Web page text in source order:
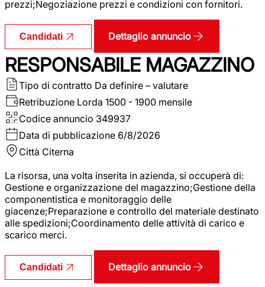
prezzi;Negoziazione prezzi e condizioni con fornitori.
Candidati Dettaglio annuncio
RESPONSABILE MAGAZZINO
Tipo di contratto Da definire – valutare
Retribuzione Lorda 1500 - 1900 mensile
Codice annuncio 349937
Data di pubblicazione 6/8/2026
Città Citerna
La risorsa, una volta inserita in azienda, si occuperà di:
Gestione e organizzazione del magazzino;Gestione della
componentistica e monitoraggio delle
giacenze;Preparazione e controllo del materiale destinato
alle spedizioni;Coordinamento delle attività di carico e
scarico merci.
Candidati Dettaglio annuncio